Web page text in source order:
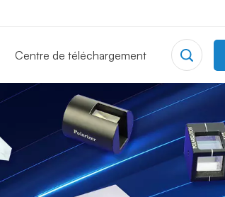
Centre de téléchargement